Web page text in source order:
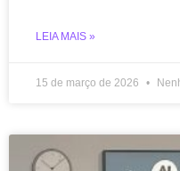
LEIA MAIS »
15 de março de 2026